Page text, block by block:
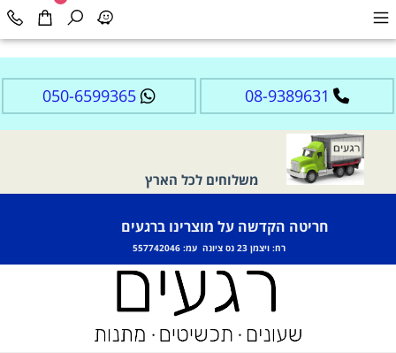
08-9389631
050-6599365
משלוחים לכל הארץ
חריטה הקדשה על מוצרינו ברגעים
רח: ויצמן 23 נס ציונה עמ: 557742046